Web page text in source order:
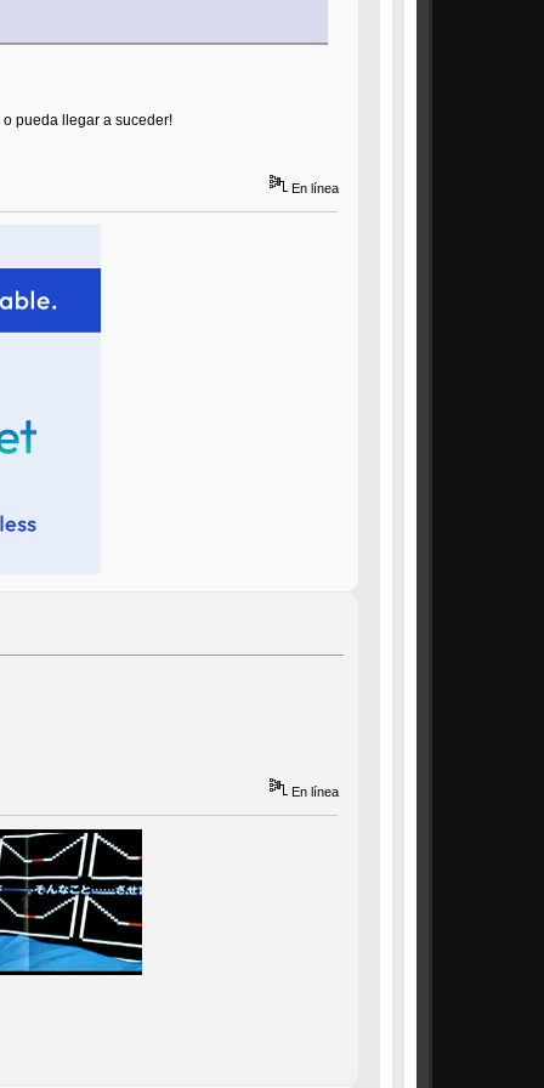
pueda llegar a suceder!
En línea
En línea